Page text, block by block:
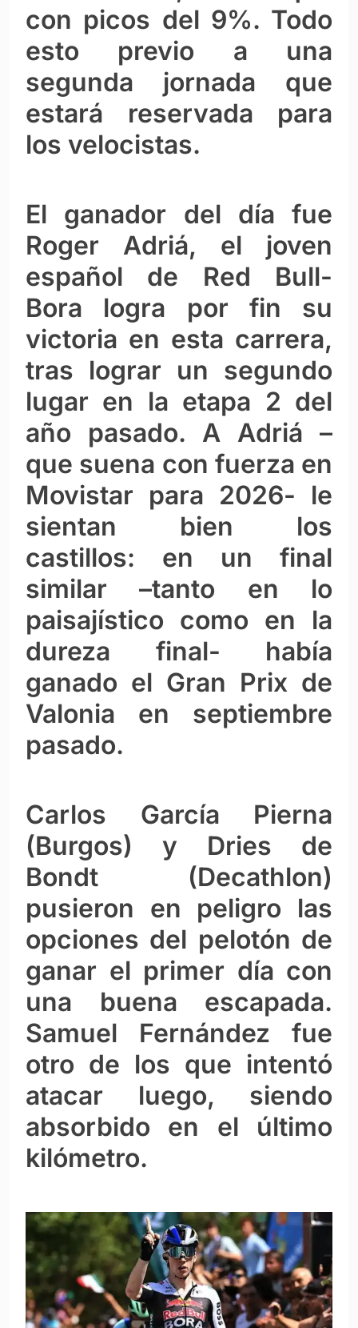
con picos del 9%. Todo
esto previo a una
segunda jornada que
estará reservada para
los velocistas.
El ganador del día fue
Roger Adriá, el joven
español de Red Bull-
Bora logra por fin su
victoria en esta carrera,
tras lograr un segundo
lugar en la etapa 2 del
año pasado. A Adriá –
que suena con fuerza en
Movistar para 2026- le
sientan bien los
castillos: en un final
similar –tanto en lo
paisajístico como en la
dureza final- había
ganado el Gran Prix de
Valonia en septiembre
pasado.
Carlos García Pierna
(Burgos) y Dries de
Bondt (Decathlon)
pusieron en peligro las
opciones del pelotón de
ganar el primer día con
una buena escapada.
Samuel Fernández fue
otro de los que intentó
atacar luego, siendo
absorbido en el último
kilómetro.